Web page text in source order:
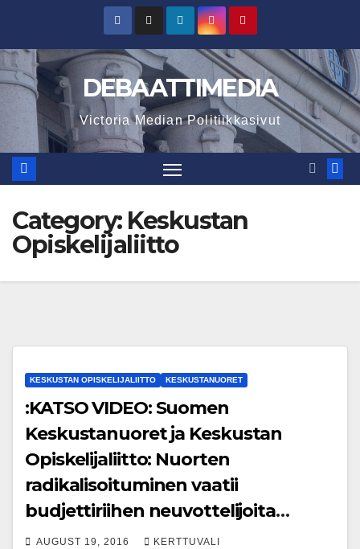
content
DEBAATTIMEDIA
Victoria Median Politiikkasivut
Category: Keskustan
Opiskelijaliitto
KESKUSTAN OPISKELIJALIITTO KESKUSTANUORET
:KATSO VIDEO: Suomen
Keskustanuoret ja Keskustan
Opiskelijaliitto: Nuorten
radikalisoituminen vaatii
budjettiriihen neuvottelijoita
reagoimaan
AUGUST 19, 2016 KERTTUVALI